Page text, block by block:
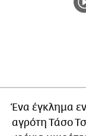
Ένα έγκλημα
αγρότη Τάσο